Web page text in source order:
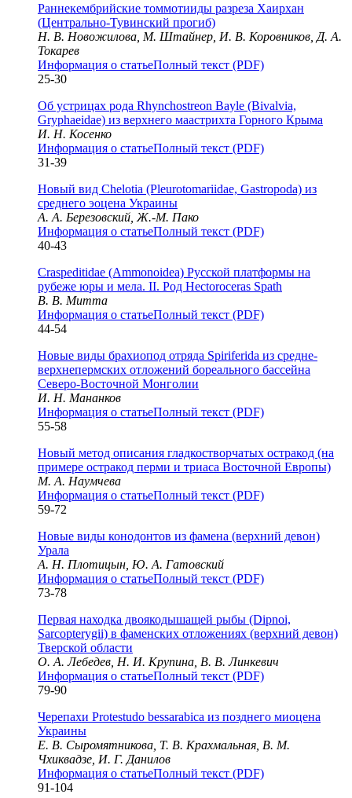
Раннекембрийские томмотииды разреза Хаирхан
(Центрально-Тувинский прогиб)
Н. В. Новожилова, М. Штайнер, И. В. Коровников, Д. А.
Токарев
Информация о статьеПолный текст (PDF)
25-30
Об устрицах рода Rhynchostreon Bayle (Bivalvia,
Gryphaeidae) из верхнего маастрихта Горного Крыма
И. Н. Косенко
Информация о статьеПолный текст (PDF)
31-39
Новый вид Chelotia (Pleurotomariidae, Gastropoda) из
среднего эоцена Украины
А. А. Березовский, Ж.-М. Пако
Информация о статьеПолный текст (PDF)
40-43
Craspeditidae (Ammonoidea) Русской платформы на
рубеже юры и мела. II. Род Hectoroceras Spath
В. В. Митта
Информация о статьеПолный текст (PDF)
44-54
Новые виды брахиопод отряда Spiriferida из средне-
верхнепермских отложений бореального бассейна
Северо-Восточной Монголии
И. Н. Мананков
Информация о статьеПолный текст (PDF)
55-58
Новый метод описания гладкостворчатых остракод (на
примере остракод перми и триаса Восточной Европы)
М. А. Наумчева
Информация о статьеПолный текст (PDF)
59-72
Новые виды конодонтов из фамена (верхний девон)
Урала
А. Н. Плотицын, Ю. А. Гатовский
Информация о статьеПолный текст (PDF)
73-78
Первая находка двоякодышащей рыбы (Dipnoi,
Sarcopterygii) в фаменских отложениях (верхний девон)
Тверской области
О. А. Лебедев, Н. И. Крупина, В. В. Линкевич
Информация о статьеПолный текст (PDF)
79-90
Черепахи Protestudo bessarabica из позднего миоцена
Украины
Е. В. Сыромятникова, Т. В. Крахмальная, В. М.
Чхиквадзе, И. Г. Данилов
Информация о статьеПолный текст (PDF)
91-104